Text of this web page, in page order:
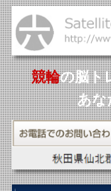
ホーム
NEW！秋田県選手情報
開催日程
お知らせ
動画（じゃんごＴＶ）
アクセス
競輪の脳ト
あな